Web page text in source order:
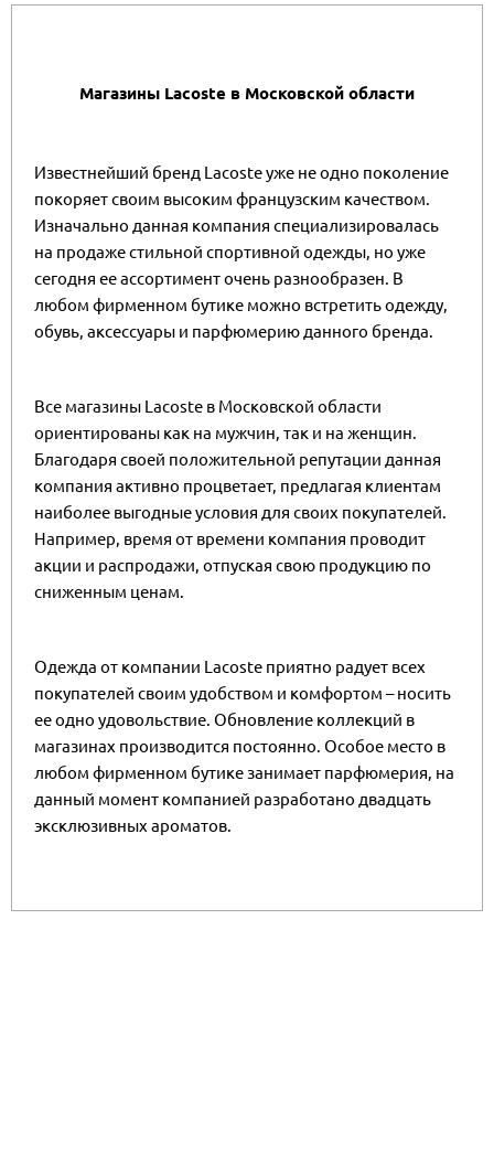
Магазины Lacoste в Московской области
Известнейший бренд Lacoste уже не одно поколение
покоряет своим высоким французским качеством.
Изначально данная компания специализировалась
на продаже стильной спортивной одежды, но уже
сегодня ее ассортимент очень разнообразен. В
любом фирменном бутике можно встретить одежду,
обувь, аксессуары и парфюмерию данного бренда.
Все магазины Lacoste в Московской области
ориентированы как на мужчин, так и на женщин.
Благодаря своей положительной репутации данная
компания активно процветает, предлагая клиентам
наиболее выгодные условия для своих покупателей.
Например, время от времени компания проводит
акции и распродажи, отпуская свою продукцию по
сниженным ценам.
Одежда от компании Lacoste приятно радует всех
покупателей своим удобством и комфортом – носить
ее одно удовольствие. Обновление коллекций в
магазинах производится постоянно. Особое место в
любом фирменном бутике занимает парфюмерия, на
данный момент компанией разработано двадцать
эксклюзивных ароматов.